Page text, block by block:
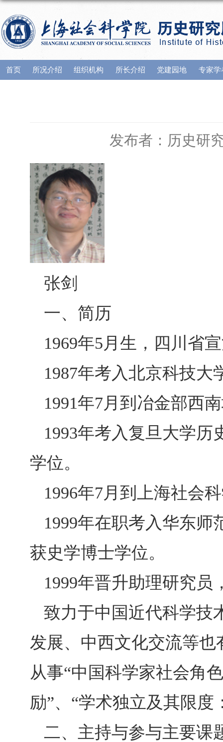
首页 所况介绍 组织机构 所长介绍 党建园地 专家学
发布者：历史研
张剑
一、简历
1969年5月生， 四川省
1987年考入北京科技大
1991年7月到冶金部西
1993年考入复旦大学
学位。
1996年7月到上海社会
1999年在职考入华东
获史学博士学位。
1999年晋升助理研究员
致力于中国近代科学技
发展、中西文化交流等
从事“中国科学家社会角
励”、“学术独立及其限
二、主持与参与主要课